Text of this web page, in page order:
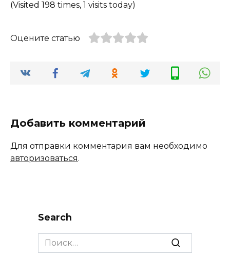
(Visited 198 times, 1 visits today)
Оцените статью
Добавить комментарий
Для отправки комментария вам необходимо
авторизоваться.
Search
Search
for: